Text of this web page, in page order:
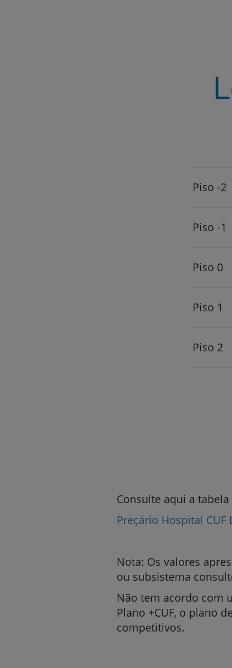
Piso -2
Piso -1
Piso 0
Piso 1
Piso 2
Consulte aqui a
Preçário Hospital CUF
Nota: Os valores
ou subsistema
Não tem acordo com
Plano +CUF, o plano
competitivos.